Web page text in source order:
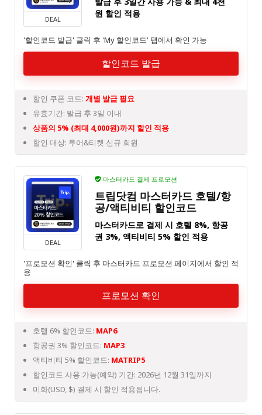
DEAL
원 할인 적용
'할인코드 발급' 클릭 후 'My 할인코드' 탭에서 확인 가능
할인코드 발급
할인 쿠폰 코드: 개별 발급 필요
유효기간: 발급 후 3일 이내
상품의 5% (최대 4,000원)까지 할인 적용
할인 대상: 투어&티켓 신규 회원
DEAL
마스터카드 결제 프로모션
트립닷컴 마스터카드 호텔/항
공/액티비티 할인코드
마스터카드로 결제 시 호텔 8%, 항공
권 3%, 액티비티 5% 할인 적용
'프로모션 확인' 클릭 후 마스터카드 프로모션 페이지에서 할인 적
용
프로모션 확인
호텔 6% 할인코드: MAP6
항공권 3% 할인코드: MAP3
액티비티 5% 할인코드: MATRIP5
할인코드 사용 가능(예약) 기간: 2026년 12월 31일까지
미화(USD, $) 결제 시 할인 적용됩니다.